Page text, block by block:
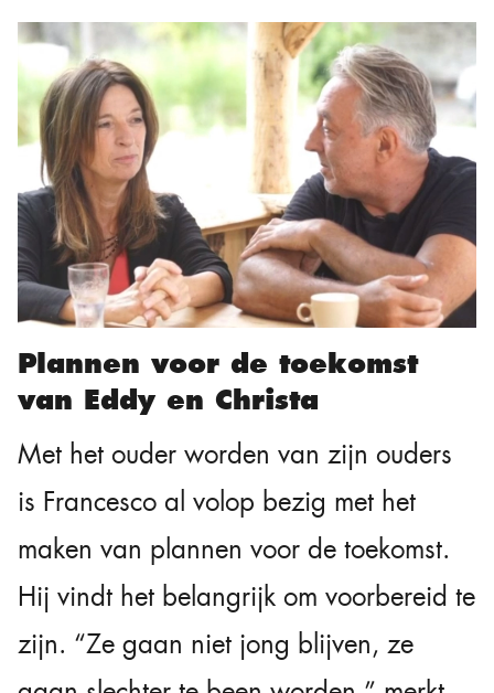
Plannen voor de toekomst
van Eddy en Christa
Met het ouder worden van zijn ouders
is Francesco al volop bezig met het
maken van plannen voor de toekomst.
Hij vindt het belangrijk om voorbereid te
zijn. “Ze gaan niet jong blijven, ze